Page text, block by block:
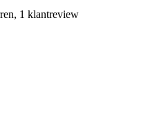
1 klantreview